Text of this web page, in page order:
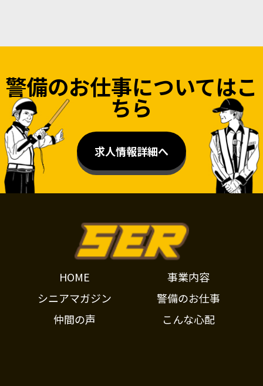
警備のお仕事についてはこ
ちら
求人情報詳細へ
HOME
事業内容
シニアマガジン
警備のお仕事
仲間の声
こんな心配